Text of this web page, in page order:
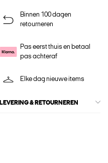
Binnen 100 dagen
retourneren
Pas eerst thuis en betaal
pas achteraf
Elke dag nieuwe items
LEVERING & RETOURNEREN